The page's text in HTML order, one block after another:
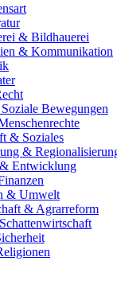
& Bildhauerei
& Kommunikation
Bewegungen
& Soziales
&
Entwicklung
& Umwelt
& Agrarreform